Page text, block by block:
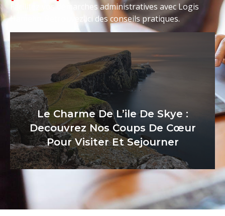
Facilitez vos démarches administratives avec Logis
Hamelin. Retrouvez ici des conseils pratiques.
Le Charme De L’ile De Skye :
Decouvrez Nos Coups De Cœur
Pour Visiter Et Sejourner